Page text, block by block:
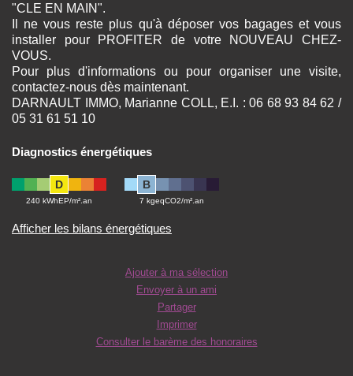
"CLE EN MAIN".
Il ne vous reste plus qu'à déposer vos bagages et vous
installer pour PROFITER de votre NOUVEAU CHEZ-
VOUS.
Pour plus d'informations ou pour organiser une visite,
contactez-nous dès maintenant.
DARNAULT IMMO, Marianne COLL, E.I. : 06 68 93 84 62 /
05 31 61 51 10
Diagnostics énergétiques
D
240 kWhEP/m².an
B
7 kgeqCO2/m².an
Afficher les bilans énergétiques
Ajouter à ma sélection
Envoyer à un ami
Partager
Imprimer
Consulter le barème des honoraires